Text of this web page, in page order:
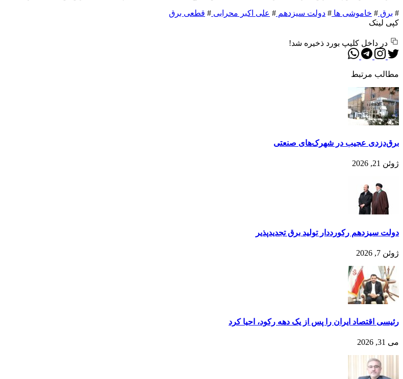
# برق # خاموشی ها # دولت سیزدهم # علی اکبر محرابی # قطعی برق
کپی لینک
در داخل کلیپ بورد ذخیره شد!
مطالب مرتبط
برق‌دزدی عجیب در شهرک‌های صنعتی
ژوئن 21, 2026
دولت سیزدهم رکورددار تولید برق تجدیدپذیر
ژوئن 7, 2026
رئیسی اقتصاد ایران را پس از یک دهه رکود، احیا کرد
می 31, 2026